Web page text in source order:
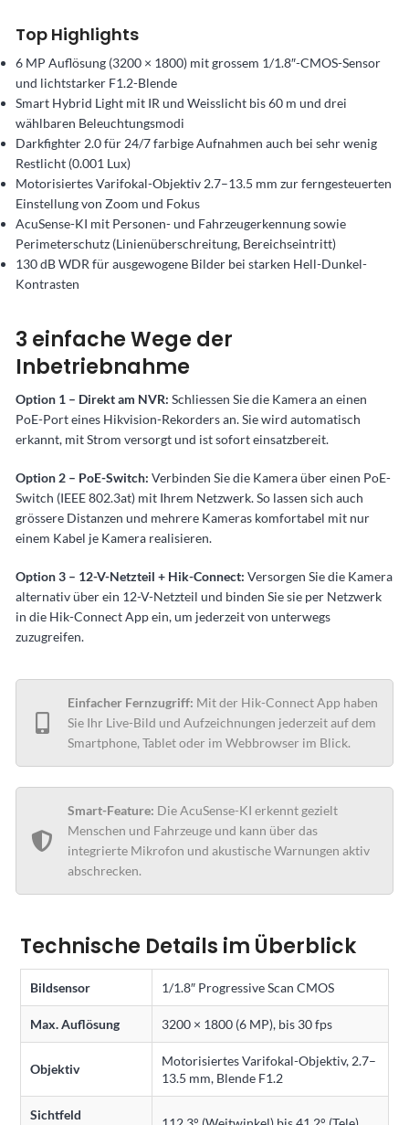
Top Highlights
6 MP Auflösung (3200 × 1800) mit grossem 1/1.8″-CMOS-Sensor
und lichtstarker F1.2-Blende
Smart Hybrid Light mit IR und Weisslicht bis 60 m und drei
wählbaren Beleuchtungsmodi
Darkfighter 2.0 für 24/7 farbige Aufnahmen auch bei sehr wenig
Restlicht (0.001 Lux)
Motorisiertes Varifokal-Objektiv 2.7–13.5 mm zur ferngesteuerten
Einstellung von Zoom und Fokus
AcuSense-KI mit Personen- und Fahrzeugerkennung sowie
Perimeterschutz (Linienüberschreitung, Bereichseintritt)
130 dB WDR für ausgewogene Bilder bei starken Hell-Dunkel-
Kontrasten
3 einfache Wege der
Inbetriebnahme
Option 1 – Direkt am NVR: Schliessen Sie die Kamera an einen
PoE-Port eines Hikvision-Rekorders an. Sie wird automatisch
erkannt, mit Strom versorgt und ist sofort einsatzbereit.
Option 2 – PoE-Switch: Verbinden Sie die Kamera über einen PoE-
Switch (IEEE 802.3at) mit Ihrem Netzwerk. So lassen sich auch
grössere Distanzen und mehrere Kameras komfortabel mit nur
einem Kabel je Kamera realisieren.
Option 3 – 12-V-Netzteil + Hik-Connect: Versorgen Sie die Kamera
alternativ über ein 12-V-Netzteil und binden Sie sie per Netzwerk
in die Hik-Connect App ein, um jederzeit von unterwegs
zuzugreifen.
Einfacher Fernzugriff: Mit der Hik-Connect App haben
Sie Ihr Live-Bild und Aufzeichnungen jederzeit auf dem
Smartphone, Tablet oder im Webbrowser im Blick.
Smart-Feature: Die AcuSense-KI erkennt gezielt
Menschen und Fahrzeuge und kann über das
integrierte Mikrofon und akustische Warnungen aktiv
abschrecken.
Technische Details im Überblick
Bildsensor 1/1.8″ Progressive Scan CMOS
Max. Auflösung 3200 × 1800 (6 MP), bis 30 fps
Objektiv
Motorisiertes Varifokal-Objektiv, 2.7–
13.5 mm, Blende F1.2
Sichtfeld